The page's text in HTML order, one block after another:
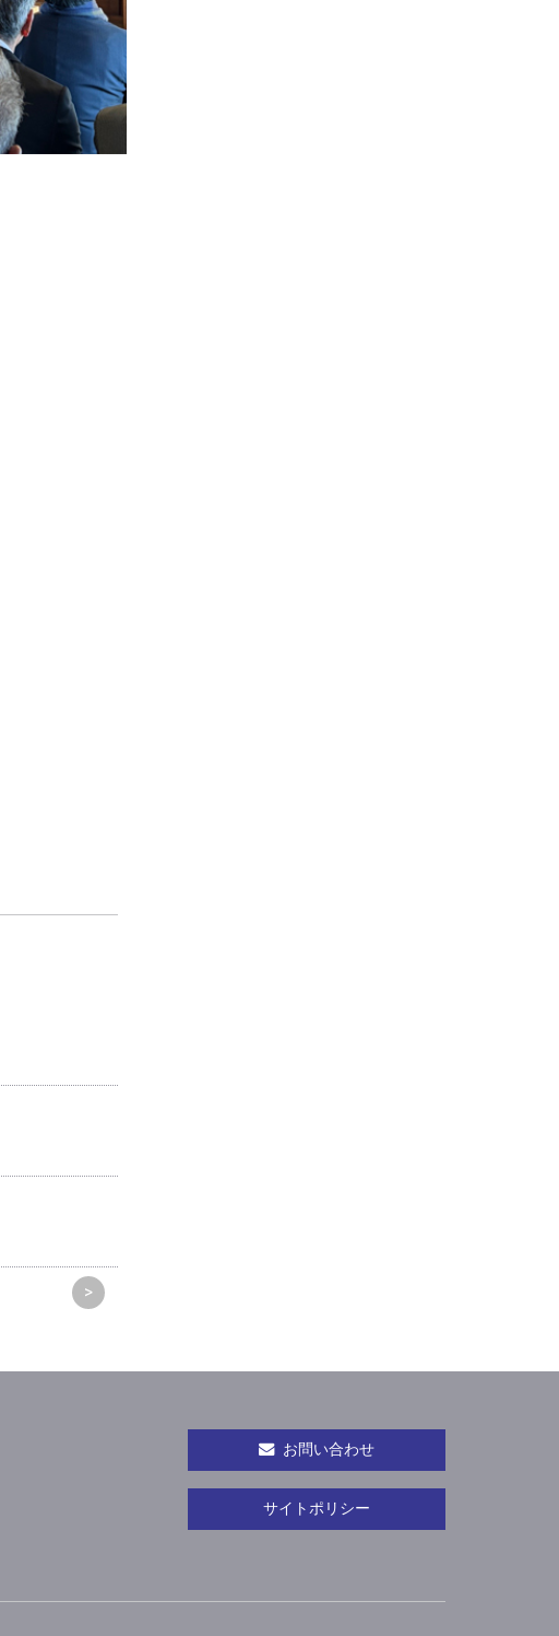
>
お問い合わせ
サイトポリシー